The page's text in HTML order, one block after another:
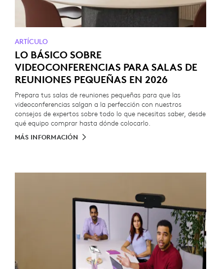
ARTÍCULO
LO BÁSICO SOBRE
VIDEOCONFERENCIAS PARA SALAS DE
REUNIONES PEQUEÑAS EN 2026
Prepara tus salas de reuniones pequeñas para que las
videoconferencias salgan a la perfección con nuestros
consejos de expertos sobre todo lo que necesitas saber, desde
qué equipo comprar hasta dónde colocarlo.
MÁS INFORMACIÓN